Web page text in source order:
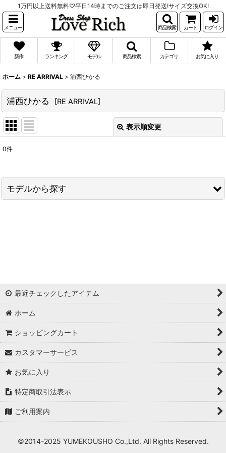
1万円以上送料無料♡平日14時までのご注文は即日発送!サイズ交換OK!
メニュー 商品検索 カート ログイン
新作 ランキング モデル 商品検索 カテゴリ お気に入り
ホーム > RE ARRIVAL > 浦西ひかる
浦西ひかる [RE ARRIVAL]
表示順変更
並び順
0件
モデルから探す
AN
みみ
華
杉山佳那惠
真優川咲
最近チェックしたアイテム
ホーム
ショッピングカート
カスタマーサービス
お気に入り
特定商取引法表示
ご利用案内
©2014-2025 YUMEKOUSHO Co.,Ltd. All Rights Reserved.